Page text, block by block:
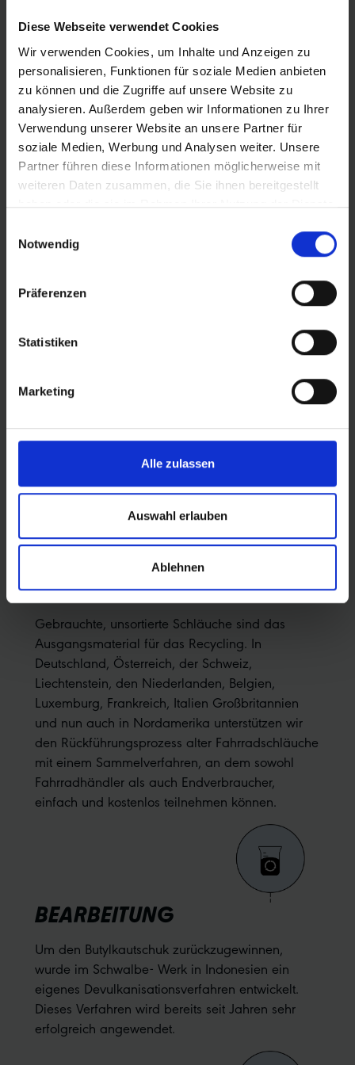
Diese Webseite verwendet Cookies
Wir verwenden Cookies, um Inhalte und Anzeigen zu
personalisieren, Funktionen für soziale Medien anbieten
zu können und die Zugriffe auf unsere Website zu
analysieren. Außerdem geben wir Informationen zu Ihrer
Verwendung unserer Website an unsere Partner für
soziale Medien, Werbung und Analysen weiter. Unsere
Partner führen diese Informationen möglicherweise mit
weiteren Daten zusammen, die Sie ihnen bereitgestellt
haben oder die sie im Rahmen Ihrer Nutzung der Dienste
Notwendig
Präferenzen
Statistiken
Marketing
Alle zulassen
Auswahl erlauben
Ablehnen
SCHWALBE
SCHLAUCHRECYCLIN
RECYCELBAR
der Produktion neuer Schläuche ohne
AUSGANGSMATERIAL
Gebrauchte, unsortierte Schläuche sind das
Ausgangsmaterial für das Recycling. In
Deutschland, Österreich, der Schweiz,
Liechtenstein, den Niederlanden, Belgien,
Luxemburg, Frankreich, Italien Großbritannien
und nun auch in Nordamerika unterstützen wir
den Rückführungsprozess alter Fahrradschläuche
mit einem Sammelverfahren, an dem sowohl
Fahrradhändler als auch Endverbraucher,
einfach und kostenlos teilnehmen können.
BEARBEITUNG
Um den Butylkautschuk zurückzugewinnen,
wurde im Schwalbe- Werk in Indonesien ein
eigenes Devulkanisationsverfahren entwickelt.
Dieses Verfahren wird bereits seit Jahren sehr
erfolgreich angewendet.